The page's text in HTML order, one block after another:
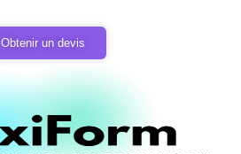
Obtenir un devis